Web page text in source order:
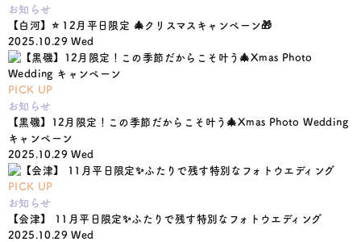
お知らせ
【白河】⭐️ 12月平日限定 🎄クリスマスキャンペーン🎁
2025.10.29 Wed
PICK UP
お知らせ
【黒磯】12月限定！この季節だからこそ叶う🎄Xmas Photo Wedding
キャンペーン
2025.10.29 Wed
PICK UP
お知らせ
【会津】 11月平日限定✨ふたりで残す特別なフォトウエディング
2025.10.29 Wed